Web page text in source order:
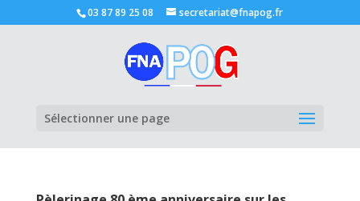
03 87 89 25 08 secretariat@fnapog.fr
Sélectionner une page